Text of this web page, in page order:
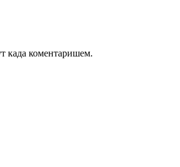
када коментаришем.